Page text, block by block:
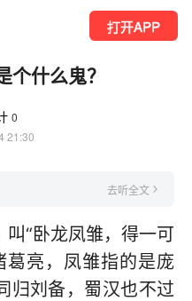
打开APP
个什么鬼？
0
21:30
去听全文
叫“卧龙凤雏，得一可
葛亮，凤雏指的是庞
归刘备，蜀汉也不过